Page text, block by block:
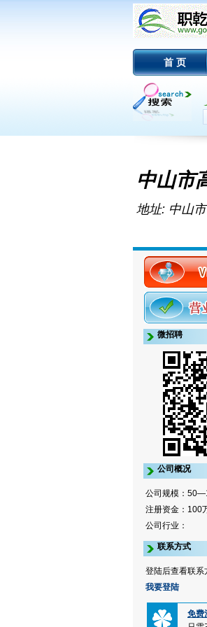
首 页
中山市
地址: 中山
微招聘
公司概况
公司规模：
注册资金：100
公司行业：
联系方式
登陆后查看联系
我要登陆
免费